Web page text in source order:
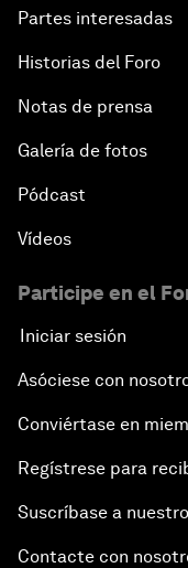
Partes interesadas
Historias del Foro
Notas de prensa
Galería de fotos
Pódcast
Vídeos
Participe en el
Iniciar sesión
Asóciese con
Conviértase en
Regístrese para
Suscríbase a
Contacte con